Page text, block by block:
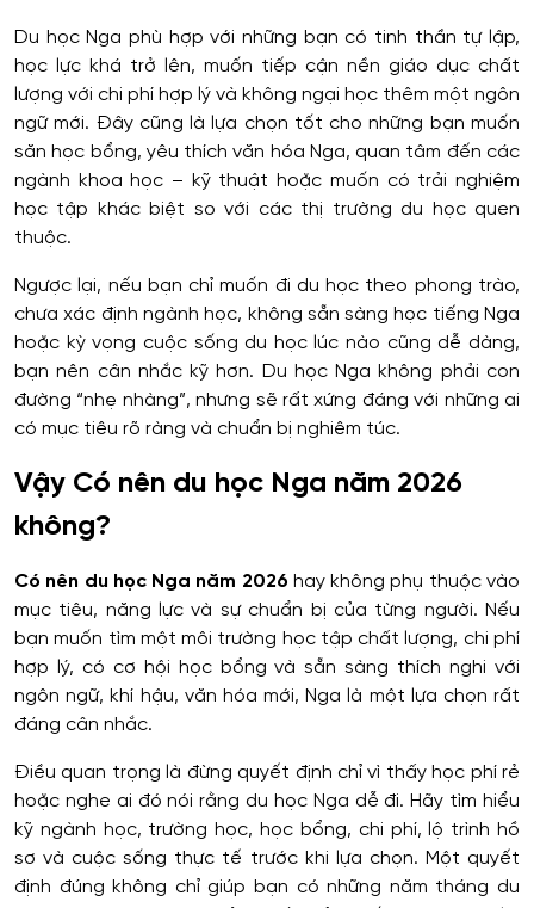
Du học Nga phù hợp với những bạn có tinh thần tự lập,
học lực khá trở lên, muốn tiếp cận nền giáo dục chất
lượng với chi phí hợp lý và không ngại học thêm một ngôn
ngữ mới. Đây cũng là lựa chọn tốt cho những bạn muốn
săn học bổng, yêu thích văn hóa Nga, quan tâm đến các
ngành khoa học – kỹ thuật hoặc muốn có trải nghiệm
học tập khác biệt so với các thị trường du học quen
thuộc.
Ngược lại, nếu bạn chỉ muốn đi du học theo phong trào,
chưa xác định ngành học, không sẵn sàng học tiếng Nga
hoặc kỳ vọng cuộc sống du học lúc nào cũng dễ dàng,
bạn nên cân nhắc kỹ hơn. Du học Nga không phải con
đường “nhẹ nhàng”, nhưng sẽ rất xứng đáng với những ai
có mục tiêu rõ ràng và chuẩn bị nghiêm túc.
Vậy Có nên du học Nga năm 2026
không?
Có nên du học Nga năm 2026 hay không phụ thuộc vào
mục tiêu, năng lực và sự chuẩn bị của từng người. Nếu
bạn muốn tìm một môi trường học tập chất lượng, chi phí
hợp lý, có cơ hội học bổng và sẵn sàng thích nghi với
ngôn ngữ, khí hậu, văn hóa mới, Nga là một lựa chọn rất
đáng cân nhắc.
Điều quan trọng là đừng quyết định chỉ vì thấy học phí rẻ
hoặc nghe ai đó nói rằng du học Nga dễ đi. Hãy tìm hiểu
kỹ ngành học, trường học, học bổng, chi phí, lộ trình hồ
sơ và cuộc sống thực tế trước khi lựa chọn. Một quyết
định đúng không chỉ giúp bạn có những năm tháng du